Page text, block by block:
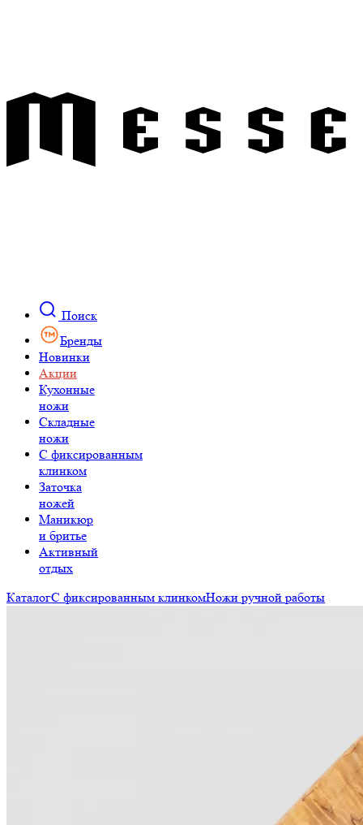
Поиск
Бренды
Новинки
Акции
Кухонные
ножи
Складные
ножи
C фиксированным
клинком
Заточка
ножей
Маникюр
и бритье
Активный
отдых
КаталогС фиксированным клинкомНожи ручной работы